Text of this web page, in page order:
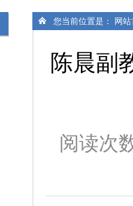
您当前位置是： 网
陈晨副
阅读次